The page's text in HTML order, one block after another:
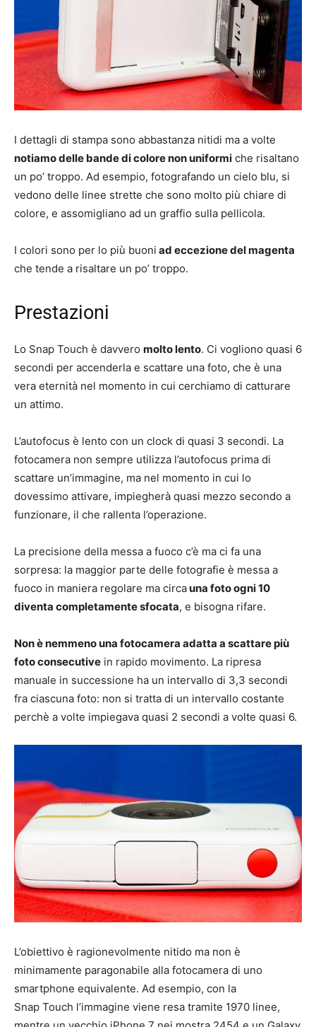
I dettagli di stampa sono abbastanza nitidi ma a volte
notiamo delle bande di colore non uniformi che risaltano
un po’ troppo. Ad esempio, fotografando un cielo blu, si
vedono delle linee strette che sono molto più chiare di
colore, e assomigliano ad un graffio sulla pellicola.
I colori sono per lo più buoni ad eccezione del magenta
che tende a risaltare un po’ troppo.
Prestazioni
Lo Snap Touch è davvero molto lento. Ci vogliono quasi 6
secondi per accenderla e scattare una foto, che è una
vera eternità nel momento in cui cerchiamo di catturare
un attimo.
L’autofocus è lento con un clock di quasi 3 secondi. La
fotocamera non sempre utilizza l’autofocus prima di
scattare un’immagine, ma nel momento in cui lo
dovessimo attivare, impiegherà quasi mezzo secondo a
funzionare, il che rallenta l’operazione.
La precisione della messa a fuoco c’è ma ci fa una
sorpresa: la maggior parte delle fotografie è messa a
fuoco in maniera regolare ma circauna foto ogni 10
diventa completamente sfocata, e bisogna rifare.
Non è nemmeno una fotocamera adatta a scattare più
foto consecutive in rapido movimento. La ripresa
manuale in successione ha un intervallo di 3,3 secondi
fra ciascuna foto: non si tratta di un intervallo costante
perchè a volte impiegava quasi 2 secondi a volte quasi 6.
L’obiettivo è ragionevolmente nitido ma non è
minimamente paragonabile alla fotocamera di uno
smartphone equivalente. Ad esempio, con la
Snap Touch l’immagine viene resa tramite 1970 linee,